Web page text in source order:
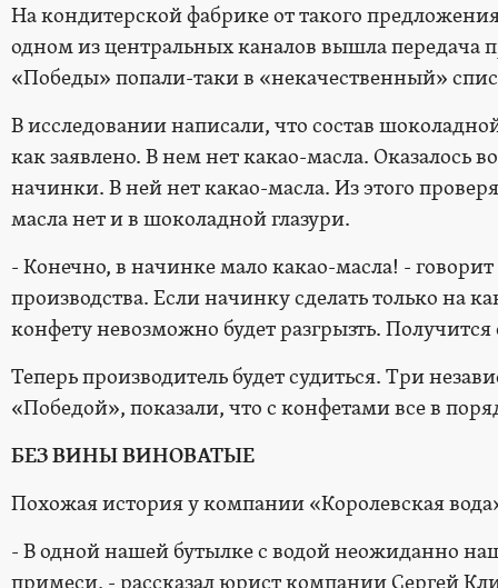
На кондитерской фабрике от такого
одном из центральных каналов вышла передача
«Победы» попали-таки в «некачественный»
В исследовании написали, что состав
как заявлено. В нем нет какао-масла. Оказалось
начинки. В ней нет какао-масла. Из этого
масла нет и в шоколадной глазури.
- Конечно, в начинке мало какао-масла! -
производства. Если начинку сделать только на
конфету невозможно будет разгрызть.
Теперь производитель будет судиться. Три
«Победой», показали, что с конфетами все в
БЕЗ ВИНЫ ВИНОВАТЫЕ
Похожая история у компании «Королевская
- В одной нашей бутылке с водой неожиданно